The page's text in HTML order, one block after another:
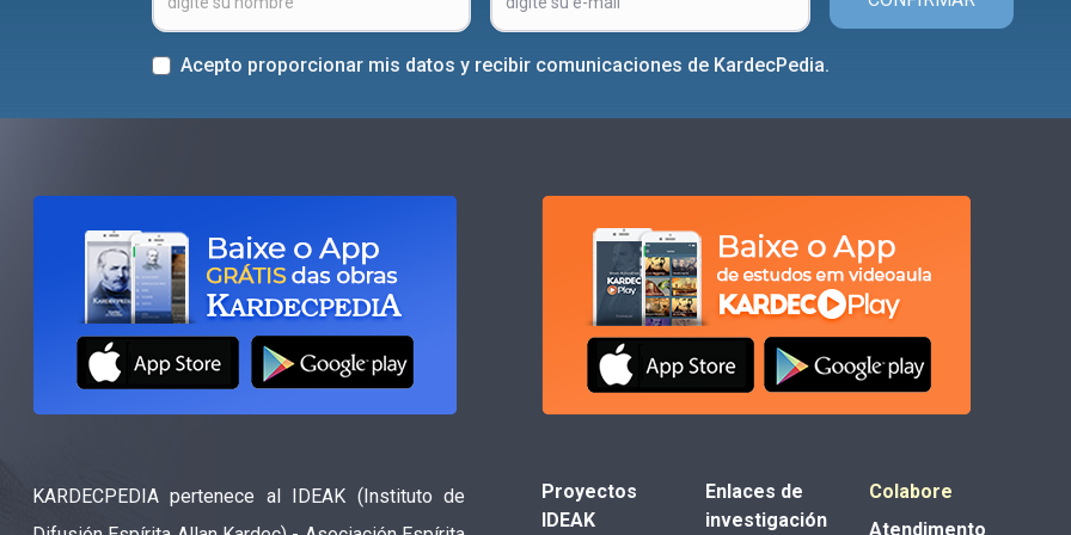
Acepto proporcionar mis datos y recibir comunicaciones de KardecPedia.
KARDECPEDIA pertenece al IDEAK (Instituto de
Proyectos
IDEAK
Enlaces de
investigación
Colabore
Atendimento